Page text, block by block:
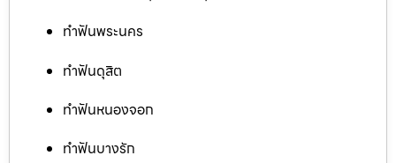
ทำฟันพระนคร
ทำฟันดุสิต
ทำฟันหนองจอก
ทำฟันบางรัก